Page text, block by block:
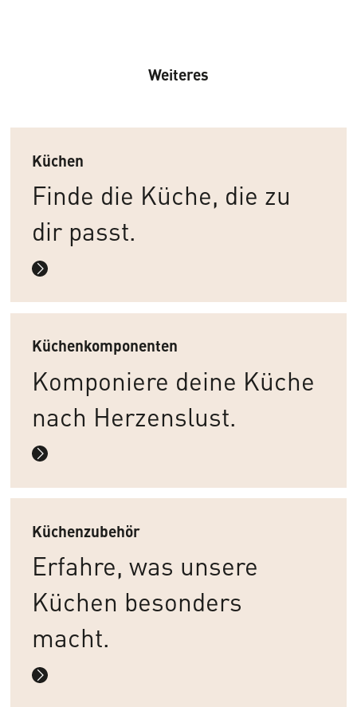
Weiteres
Küchen
Finde die Küche, die zu
dir passt.
Küchenkomponenten
Komponiere deine Küche
nach Herzenslust.
Küchenzubehör
Erfahre, was unsere
Küchen besonders
macht.